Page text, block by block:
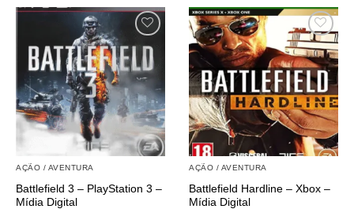
AÇÃO / AVENTURA
Battlefield 3 – PlayStation 3 –
Mídia Digital
AÇÃO / AVENTURA
Battlefield Hardline – Xbox –
Mídia Digital